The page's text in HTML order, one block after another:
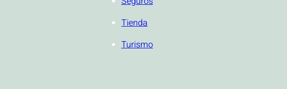
Tienda
Turismo